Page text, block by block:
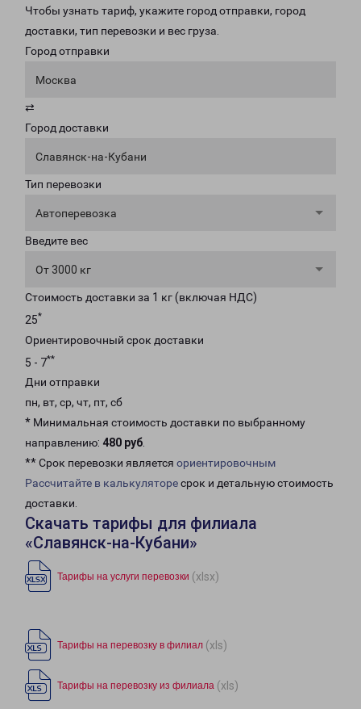
Чтобы узнать тариф, укажите город отправки, город
доставки, тип перевозки и вес груза.
Город отправки
Москва
⇄
Город доставки
Славянск-на-Кубани
Тип перевозки
Автоперевозка
Введите вес
От 3000 кг
Стоимость доставки за 1 кг (включая НДС)
25*
Ориентировочный срок доставки
5 - 7**
Дни отправки
пн, вт, ср, чт, пт, сб
* Минимальная стоимость доставки по выбранному
направлению: 480 руб.
** Срок перевозки является ориентировочным
Рассчитайте в калькуляторесрок и детальную стоимость
доставки.
Скачать тарифы для филиала
«Славянск-на-Кубани»
Тарифы на услуги перевозки (xlsx)
Тарифы на перевозку в филиал (xls)
Тарифы на перевозку из филиала (xls)